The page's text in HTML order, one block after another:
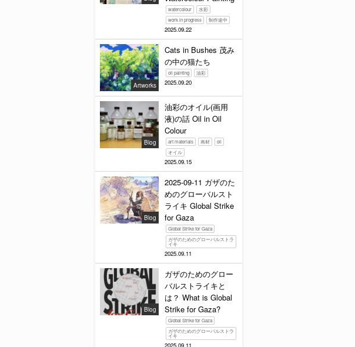
watercolour
水彩
work in progress
制作途中
2025.09.22
Artworks
Cats in Bushes 茂み
の中の猫たち
oil painting 油彩
2025.09.20
Blog
油彩のオイル(画用
液)の話 Oil in Oil
Colour
art materials 画材
oil
オイル
2025.09.15
Blog
2025-09-11 ガザのた
めのグローバルスト
ライキ Global Strike
for Gaza
Global Strike for Gaza
ガザのためのグローバルストラ
イキ
2025.09.11
Blog
ガザのためのグロー
バルストライキと
は？ What is Global
Strike for Gaza?
Global Strike for Gaza
ガザのためのグローバルストラ
イキ
2025.09.11